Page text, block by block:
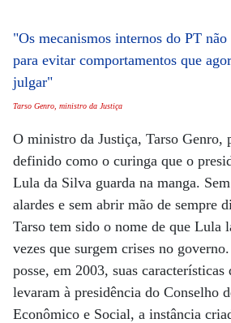
"Os mecanismos internos do PT
para evitar comportamentos que
julgar"
Tarso Genro, ministro da Justiça
O ministro da Justiça, Tarso Genro,
definido como o curinga que o
Lula da Silva guarda na manga.
alardes e sem abrir mão de sempre
Tarso tem sido o nome de que Lula
vezes que surgem crises no
posse, em 2003, suas características
levaram à presidência do Conselho
Econômico e Social, a instância